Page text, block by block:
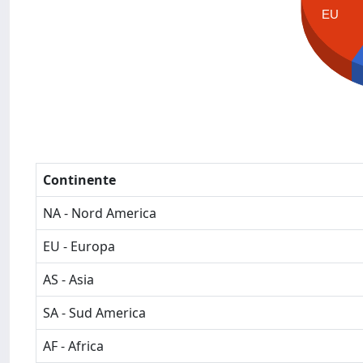
EU
Continente
NA - Nord America
EU - Europa
AS - Asia
SA - Sud America
AF - Africa